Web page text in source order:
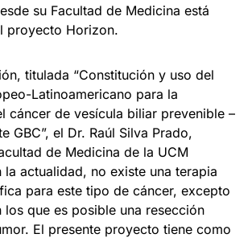
su Facultad de Medicina está
proyecto Horizon.
titulada “Constitución y uso del
Latinoamericano para la
cáncer de vesícula biliar prevenible –
GBC”, el Dr. Raúl Silva Prado,
de Medicina de la UCM
la actualidad, no existe una terapia
para este tipo de cáncer, excepto
los que es posible una resección
El presente proyecto tiene como